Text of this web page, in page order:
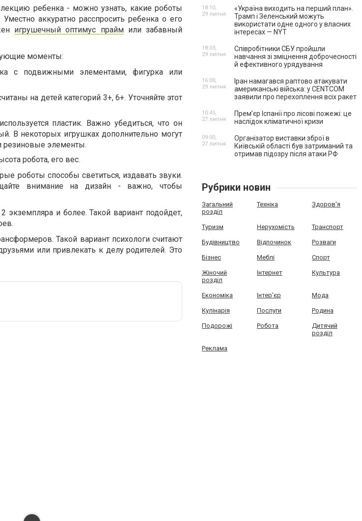
ребенка - можно узнать, какие роботы
аккуратно расспросить ребенка о его
игрушечный оптимус праймили забавный
моменты:
с подвижными элементами, фигурка или
на детей категорий 3+, 6+. Уточняйте этот
пластик. Важно убедиться, что он
В некоторых игрушках дополнительно могут
резиновые элементы.
робота, его вес.
роботы способы светиться, издавать звуки.
внимание на дизайн - важно, чтобы
и более. Такой вариант подойдет,
Такой вариант психологи считают
или привлекать к делу родителей. Это
«Україна виходить на перший план».
Трамп і Зеленський можуть
використати одне одного у власних
інтересах — NYT
18:10,
29 липня
Співробітники СБУ пройшли
навчання зі зміцнення доброчесності
й ефективного урядування
18:03,
29 липня
Іран намагався раптово атакувати
американські війська: у CENTCOM
заявили про перехоплення всіх ракет
16:00,
29 липня
Прем’єр Іспанії про лісові пожежі: це
наслідок кліматичної кризи
10:45,
27 липня
Організатор виставки зброї в
Київській області був затриманий та
отримав підозру після атаки РФ
09:00,
27 липня
Рубрики новин
Загальний
розділ
Техніка Здоров'я
Туризм Нерухомість Транспорт
Будівництво Відпочинок Розваги
Бізнес Меблі Спорт
Жіночий
розділ
Інтернет Культура
Економіка Інтер'єр Мода
Кулінарія Послуги Родина
Подорожі Робота
Дитячий
розділ
Реклама